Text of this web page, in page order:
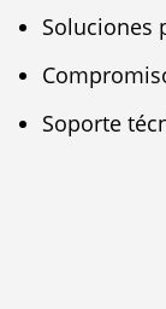
Soluciones
Soporte